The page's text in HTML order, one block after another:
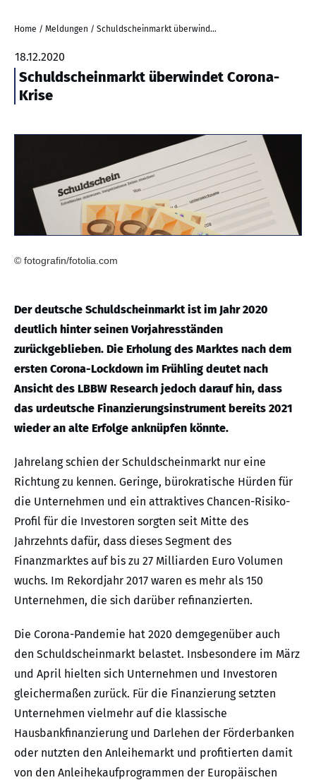
Home / Meldungen / Schuldscheinmarkt überwindet Corona-Krise
18.12.2020
Schuldscheinmarkt überwindet Corona-
Krise
© fotografin/fotolia.com
Der deutsche Schuldscheinmarkt ist im Jahr 2020
deutlich hinter seinen Vorjahresständen
zurückgeblieben. Die Erholung des Marktes nach dem
ersten Corona-Lockdown im Frühling deutet nach
Ansicht des LBBW Research jedoch darauf hin, dass
das urdeutsche Finanzierungsinstrument bereits 2021
wieder an alte Erfolge anknüpfen könnte.
Jahrelang schien der Schuldscheinmarkt nur eine
Richtung zu kennen. Geringe, bürokratische Hürden für
die Unternehmen und ein attraktives Chancen-Risiko-
Profil für die Investoren sorgten seit Mitte des
Jahrzehnts dafür, dass dieses Segment des
Finanzmarktes auf bis zu 27 Milliarden Euro Volumen
wuchs. Im Rekordjahr 2017 waren es mehr als 150
Unternehmen, die sich darüber refinanzierten.
Die Corona-Pandemie hat 2020 demgegenüber auch
den Schuldscheinmarkt belastet. Insbesondere im März
und April hielten sich Unternehmen und Investoren
gleichermaßen zurück. Für die Finanzierung setzten
Unternehmen vielmehr auf die klassische
Hausbankfinanzierung und Darlehen der Förderbanken
oder nutzten den Anleihemarkt und profitierten damit
von den Anleihekaufprogrammen der Europäischen